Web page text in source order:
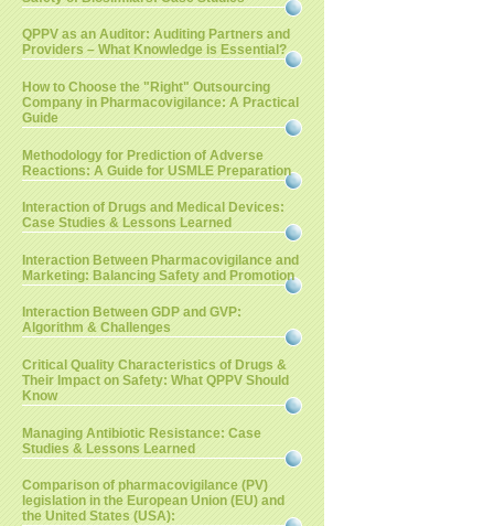
QPPV as an Auditor: Auditing Partners and
Providers – What Knowledge is Essential?
How to Choose the "Right" Outsourcing
Company in Pharmacovigilance: A Practical
Guide
Methodology for Prediction of Adverse
Reactions: A Guide for USMLE Preparation
Interaction of Drugs and Medical Devices:
Case Studies & Lessons Learned
Interaction Between Pharmacovigilance and
Marketing: Balancing Safety and Promotion
Interaction Between GDP and GVP:
Algorithm & Challenges
Critical Quality Characteristics of Drugs &
Their Impact on Safety: What QPPV Should
Know
Managing Antibiotic Resistance: Case
Studies & Lessons Learned
Comparison of pharmacovigilance (PV)
legislation in the European Union (EU) and
the United States (USA):